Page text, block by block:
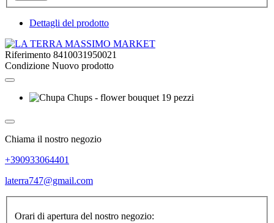
Dettagli del prodotto
Riferimento 8410031950021
Condizione Nuovo prodotto
Chiama il nostro negozio
+390933064401
laterra747@gmail.com
Orari di apertura del nostro negozio: